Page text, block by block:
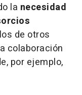
la necesidad
de otros
colaboración
por ejemplo,